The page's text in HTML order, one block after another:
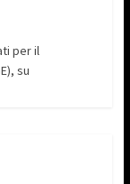
per il
su